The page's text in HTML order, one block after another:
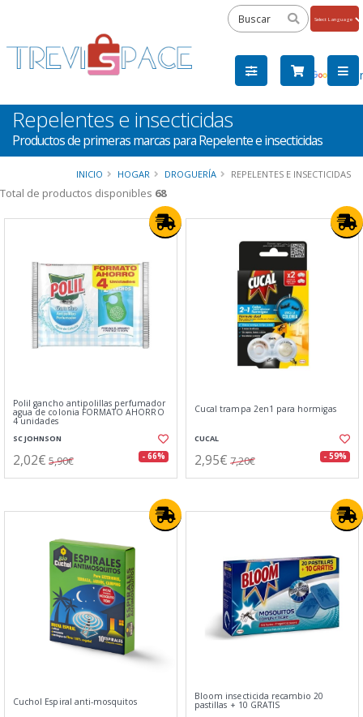
by
Repelentes e insecticidas
Productos de primeras marcas para Repelente e insecticidas
INICIO HOGAR DROGUERÍA REPELENTES E INSECTICIDAS
Total de productos disponibles 68
Polil gancho antipolillas perfumador
agua de colonia FORMATO AHORRO
4 unidades
SC JOHNSON
2,02€ 5,90€ - 66%
Cucal trampa 2en1 para hormigas
CUCAL
2,95€ 7,20€ - 59%
Cuchol Espiral anti-mosquitos Bloom insecticida recambio 20
pastillas + 10 GRATIS